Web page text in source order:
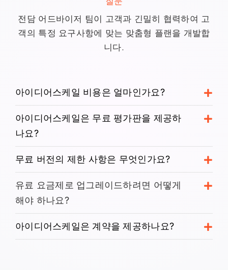
전담 어드바이저 팀이 고객과 긴밀히 협력하여 고
객의 특정 요구사항에 맞는 맞춤형 플랜을 개발합
니다.
아이디어스케일 비용은 얼마인가요?
아이디어스케일은 무료 평가판을 제공하
나요?
무료 버전의 제한 사항은 무엇인가요?
유료 요금제로 업그레이드하려면 어떻게
해야 하나요?
아이디어스케일은 계약을 제공하나요?